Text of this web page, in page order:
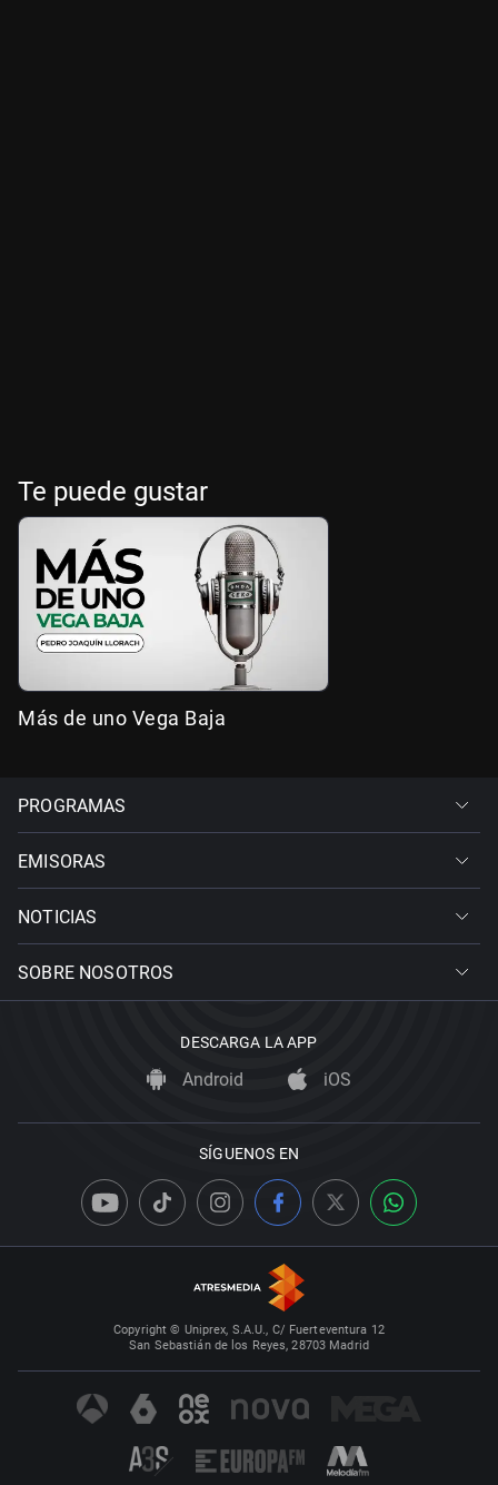
Te puede gustar
Más de uno Vega Baja
PROGRAMAS
EMISORAS
NOTICIAS
SOBRE NOSOTROS
DESCARGA LA APP
Android iOS
SÍGUENOS EN
Copyright © Uniprex, S.A.U., C/ Fuerteventura 12
San Sebastián de los Reyes, 28703 Madrid